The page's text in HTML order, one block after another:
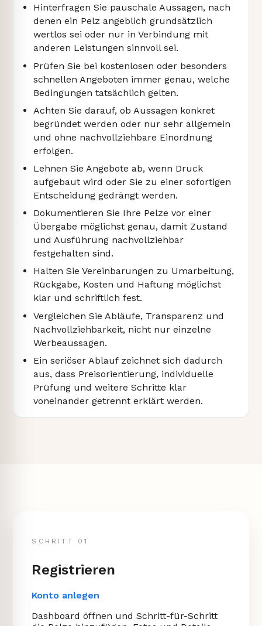
Hinterfragen Sie pauschale Aussagen, nach
denen ein Pelz angeblich grundsätzlich
wertlos sei oder nur in Verbindung mit
anderen Leistungen sinnvoll sei.
Prüfen Sie bei kostenlosen oder besonders
schnellen Angeboten immer genau, welche
Bedingungen tatsächlich gelten.
Achten Sie darauf, ob Aussagen konkret
begründet werden oder nur sehr allgemein
und ohne nachvollziehbare Einordnung
erfolgen.
Lehnen Sie Angebote ab, wenn Druck
aufgebaut wird oder Sie zu einer sofortigen
Entscheidung gedrängt werden.
Dokumentieren Sie Ihre Pelze vor einer
Übergabe möglichst genau, damit Zustand
und Ausführung nachvollziehbar
festgehalten sind.
Halten Sie Vereinbarungen zu Umarbeitung,
Rückgabe, Kosten und Haftung möglichst
klar und schriftlich fest.
Vergleichen Sie Abläufe, Transparenz und
Nachvollziehbarkeit, nicht nur einzelne
Werbeaussagen.
Ein seriöser Ablauf zeichnet sich dadurch
aus, dass Preisorientierung, individuelle
Prüfung und weitere Schritte klar
voneinander getrennt erklärt werden.
SCHRITT 01
Registrieren
Konto anlegen
Dashboard öffnen und Schritt-für-Schritt